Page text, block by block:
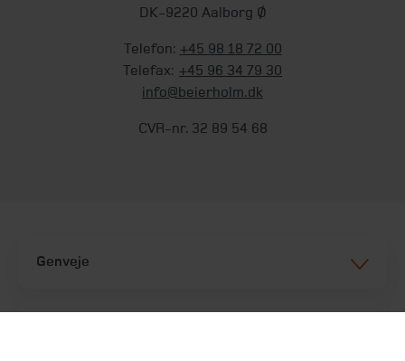
DK-9220 Aalborg Ø
Telefon: +45 98 18 72 00
Telefax: +45 96 34 79 30
info@beierholm.dk
CVR-nr. 32 89 54 68
Genveje